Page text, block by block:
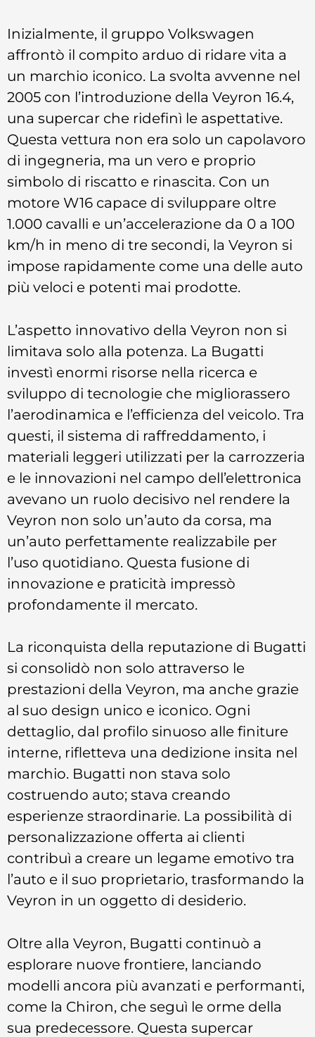
Inizialmente, il gruppo Volkswagen
affrontò il compito arduo di ridare vita a
un marchio iconico. La svolta avvenne nel
2005 con l’introduzione della Veyron 16.4,
una supercar che ridefinì le aspettative.
Questa vettura non era solo un capolavoro
di ingegneria, ma un vero e proprio
simbolo di riscatto e rinascita. Con un
motore W16 capace di sviluppare oltre
1.000 cavalli e un’accelerazione da 0 a 100
km/h in meno di tre secondi, la Veyron si
impose rapidamente come una delle auto
più veloci e potenti mai prodotte.
L’aspetto innovativo della Veyron non si
limitava solo alla potenza. La Bugatti
investì enormi risorse nella ricerca e
sviluppo di tecnologie che migliorassero
l’aerodinamica e l’efficienza del veicolo. Tra
questi, il sistema di raffreddamento, i
materiali leggeri utilizzati per la carrozzeria
e le innovazioni nel campo dell’elettronica
avevano un ruolo decisivo nel rendere la
Veyron non solo un’auto da corsa, ma
un’auto perfettamente realizzabile per
l’uso quotidiano. Questa fusione di
innovazione e praticità impressò
profondamente il mercato.
La riconquista della reputazione di Bugatti
si consolidò non solo attraverso le
prestazioni della Veyron, ma anche grazie
al suo design unico e iconico. Ogni
dettaglio, dal profilo sinuoso alle finiture
interne, rifletteva una dedizione insita nel
marchio. Bugatti non stava solo
costruendo auto; stava creando
esperienze straordinarie. La possibilità di
personalizzazione offerta ai clienti
contribuì a creare un legame emotivo tra
l’auto e il suo proprietario, trasformando la
Veyron in un oggetto di desiderio.
Oltre alla Veyron, Bugatti continuò a
esplorare nuove frontiere, lanciando
modelli ancora più avanzati e performanti,
come la Chiron, che seguì le orme della
sua predecessore. Questa supercar